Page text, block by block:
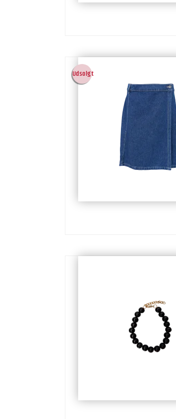
Udsolgt